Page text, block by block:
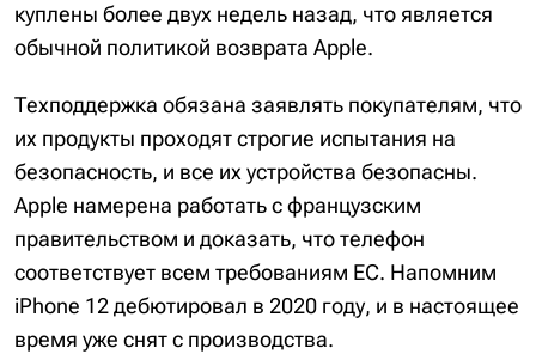
куплены более двух недель назад, что является
обычной политикой возврата Apple.
Техподдержка обязана заявлять покупателям, что
их продукты проходят строгие испытания на
безопасность, и все их устройства безопасны.
Apple намерена работать с французским
правительством и доказать, что телефон
соответствует всем требованиям ЕС. Напомним
iPhone 12 дебютировал в 2020 году, и в настоящее
время уже снят с производства.